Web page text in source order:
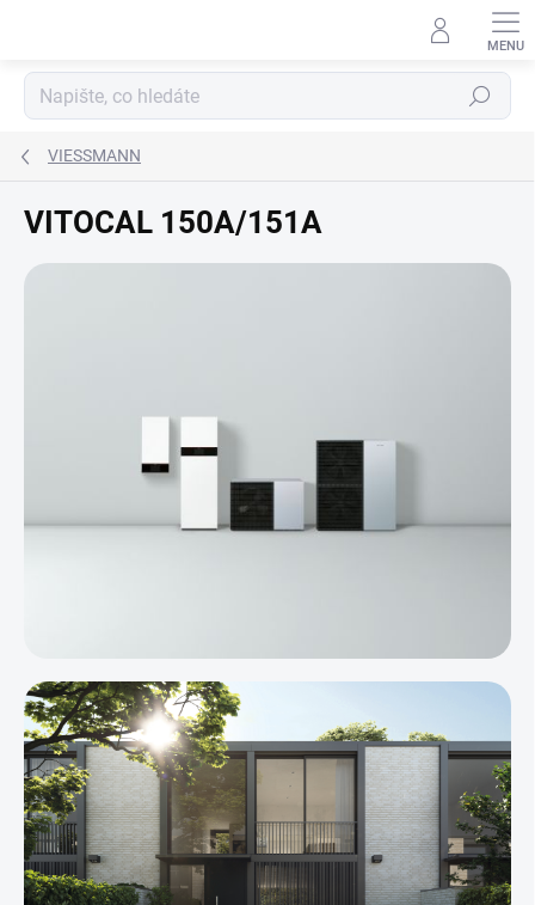
Hledat
VIESSMANN
VITOCAL 150A/151A